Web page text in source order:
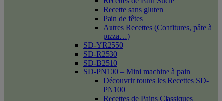
Recette sans gluten
Pain de fêtes
Autres Recettes (Confitures, pâte à
pizza…)
SD-YR2550
SD-R2530
SD-B2510
SD-PN100 – Mini machine à pain
Découvrir toutes les Recettes SD-
PN100
Recettes de Pains Classiques